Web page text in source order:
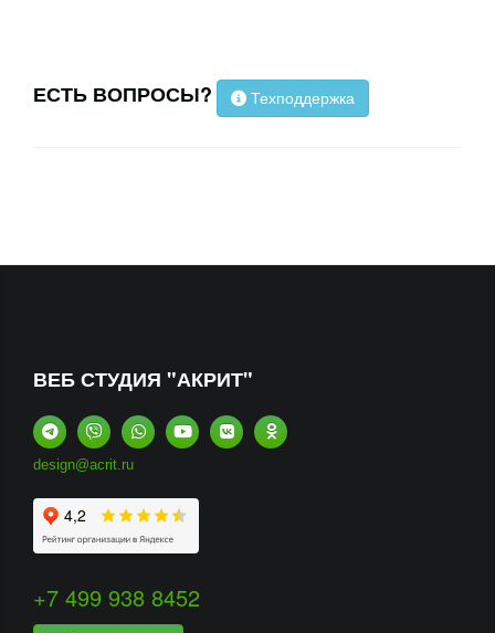
ЕСТЬ ВОПРОСЫ? Техподдержка
ВЕБ СТУДИЯ "АКРИТ"
design@acrit.ru
+7 499 938 8452